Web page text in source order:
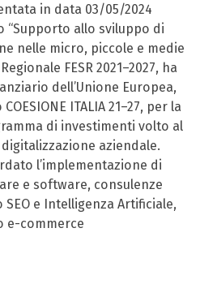
in data 03/05/2024
“Supporto allo sviluppo di
nelle micro, piccole e medie
FESR 2021–2027, ha
dell’Unione Europea,
ITALIA 21–27, per la
di investimenti volto al
aziendale.
l’implementazione di
e software, consulenze
e Intelligenza Artificiale,
e-commerce